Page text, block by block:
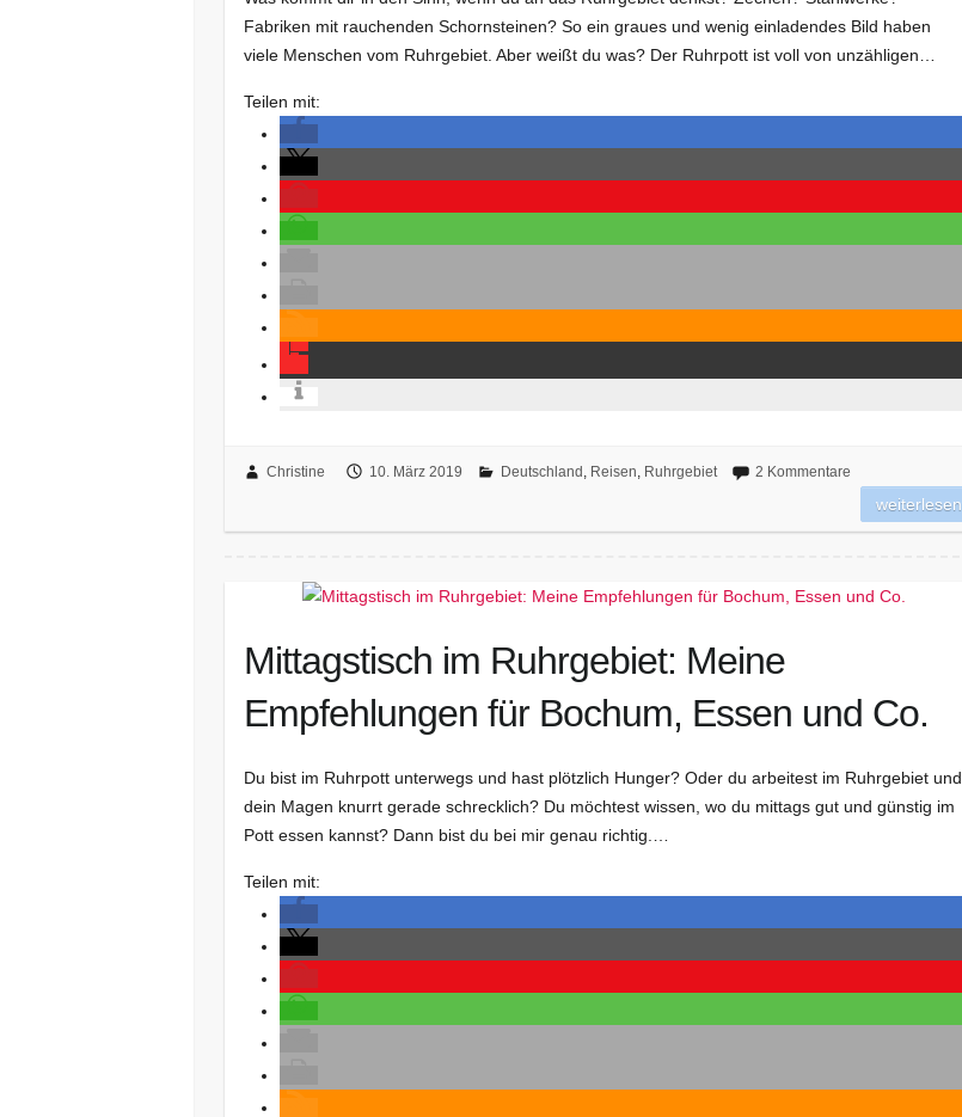
Fabriken mit rauchenden Schornsteinen? So ein graues und wenig einladendes Bild haben
viele Menschen vom Ruhrgebiet. Aber weißt du was? Der Ruhrpott ist voll von unzähligen…
Teilen mit:
Christine 10. März 2019 Deutschland , Reisen, Ruhrgebiet 2 Kommentare
weiterlesen
Mittagstisch im Ruhrgebiet: Meine
Empfehlungen für Bochum, Essen und Co.
Du bist im Ruhrpott unterwegs und hast plötzlich Hunger? Oder du arbeitest im Ruhrgebiet und
dein Magen knurrt gerade schrecklich? Du möchtest wissen, wo du mittags gut und günstig im
Pott essen kannst? Dann bist du bei mir genau richtig.…
Teilen mit: